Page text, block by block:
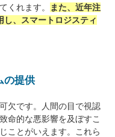
くれます。
また、近年注
、スマートロジスティ
の提供
欠です。人間の目で視認
命的な悪影響を及ぼすこ
ことがいえます。これら